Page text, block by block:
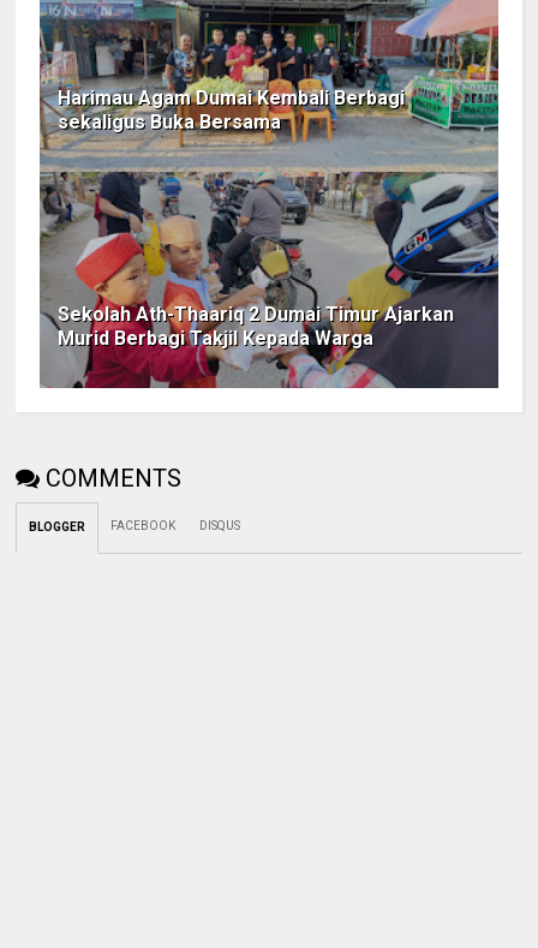
Harimau Agam Dumai Kembali Berbagi
sekaligus Buka Bersama
Sekolah Ath-Thaariq 2 Dumai Timur Ajarkan
Murid Berbagi Takjil Kepada Warga
COMMENTS
BLOGGER FACEBOOK DISQUS